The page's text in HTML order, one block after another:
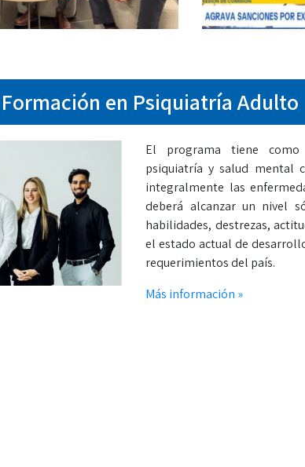
en Psiquiatría Adulto
El programa tiene como
psiquiatría y salud mental
integralmente las
deberá alcanzar un nivel
habilidades, destrezas,
el estado actual de
requerimientos del país.
Más información »